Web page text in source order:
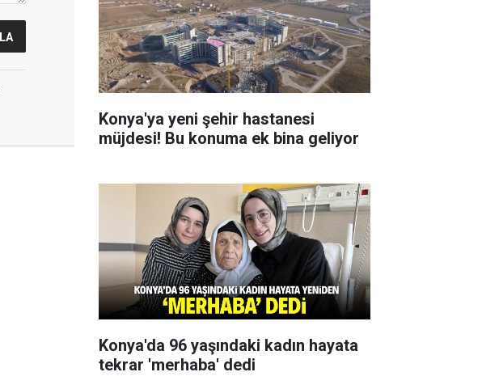
Konya'ya yeni şehir hastanesi
müjdesi! Bu konuma ek bina geliyor
Konya'da 96 yaşındaki kadın hayata
tekrar 'merhaba' dedi